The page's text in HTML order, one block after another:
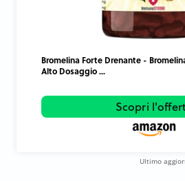
Bromelina Forte Drenante -
Alto Dosaggio ...
Scopri
Ultimo